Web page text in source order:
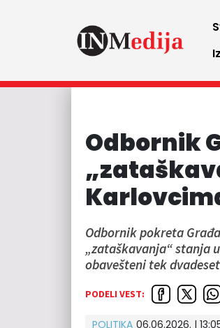
Odbornik
Odbornik pokreta
„zataškavanja“ stanja
obavešteni tek
PODELI VEST:
POLITIKA 06.06.2026. |